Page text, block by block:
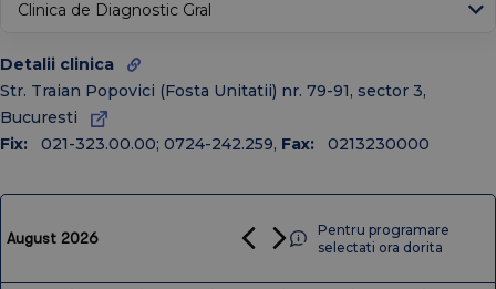
Detalii clinica
Str. Traian Popovici (Fosta Unitatii) nr. 79-91, sector 3,
Bucuresti
Fix:
021-323.00.00; 0724-242.259, Fax: 0213230000
Apr
Mai
Noiembrie
2026 2025 2024 2023 2022 2021
August 2026
Pentru programare
selectati ora dorita